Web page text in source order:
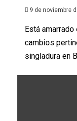
9 de noviembre
Está
cambios
singladura en